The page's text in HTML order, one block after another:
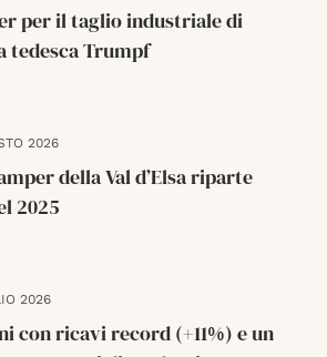
per il taglio industriale di
tedesca Trumpf
2026
della Val d’Elsa riparte
2025
2026
con ricavi record (+11%) e un